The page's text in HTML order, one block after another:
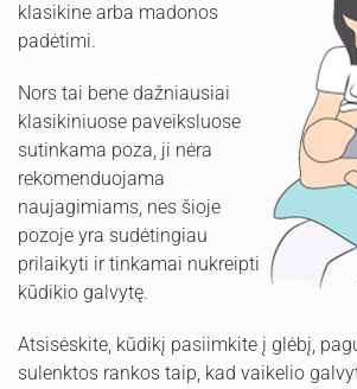
klasikine arba madonos
padėtimi.
Nors tai bene dažniausiai
klasikiniuose paveiksluose
sutinkama poza, ji nėra
rekomenduojama
naujagimiams, nes šioje
pozoje yra sudėtingiau
prilaikyti ir tinkamai nukreipti
kūdikio galvytę.
Atsisėskite, kūdikį pasiimkite į glėbį,
sulenktos rankos taip, kad vaikelio